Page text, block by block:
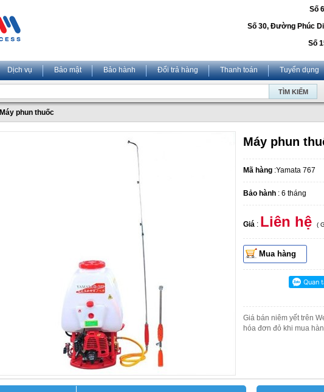
Số
Số 30, Đường Phúc
Số
Dịch vụ Bảo mật Bảo hành Đổi trả hàng Thanh toán Tuyển dụng
Máy phun thuốc
Máy phun
Mã hàng :Yamata 767
Bảo hành : 6 tháng
Giá : Liên hệ (
Mua hàng
Giá bán niêm yết trên
hóa đơn đỏ khi mua